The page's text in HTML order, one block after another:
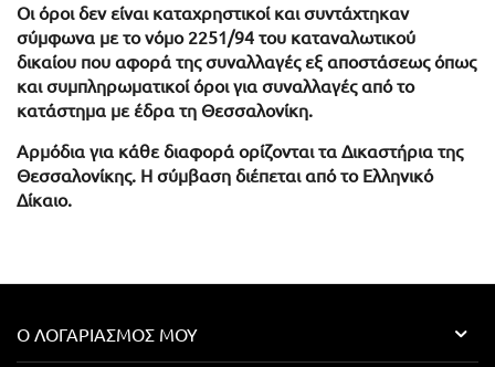
Οι όροι δεν είναι καταχρηστικοί και συντάχτηκαν
σύμφωνα με το νόμο 2251/94 του καταναλωτικού
δικαίου που αφορά της συναλλαγές εξ αποστάσεως όπως
και συμπληρωματικοί όροι για συναλλαγές από το
κατάστημα με έδρα τη Θεσσαλονίκη.
Αρμόδια για κάθε διαφορά ορίζονται τα Δικαστήρια της
Θεσσαλονίκης. Η σύμβαση διέπεται από το Ελληνικό
Δίκαιο.
Ο ΛΟΓΑΡΙΑΣΜΌΣ ΜΟΥ